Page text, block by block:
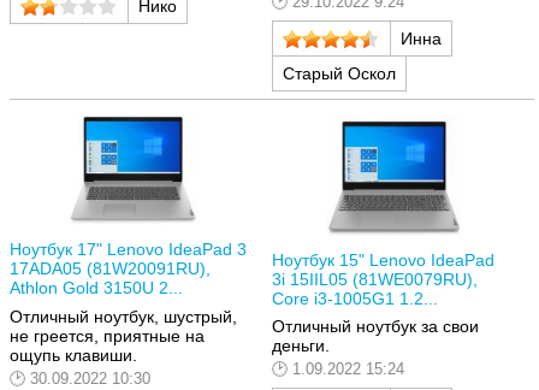
Нико
Инна
Старый Оскол
Ноутбук 17" Lenovo IdeaPad 3
17ADA05 (81W20091RU),
Athlon Gold 3150U 2...
Отличный ноутбук, шустрый,
не греется, приятные на
ощупь клавиши.
30.09.2022 10:30
Ноутбук 15" Lenovo IdeaPad
3i 15IIL05 (81WE0079RU),
Core i3-1005G1 1.2...
Отличный ноутбук за свои
деньги.
1.09.2022 15:24